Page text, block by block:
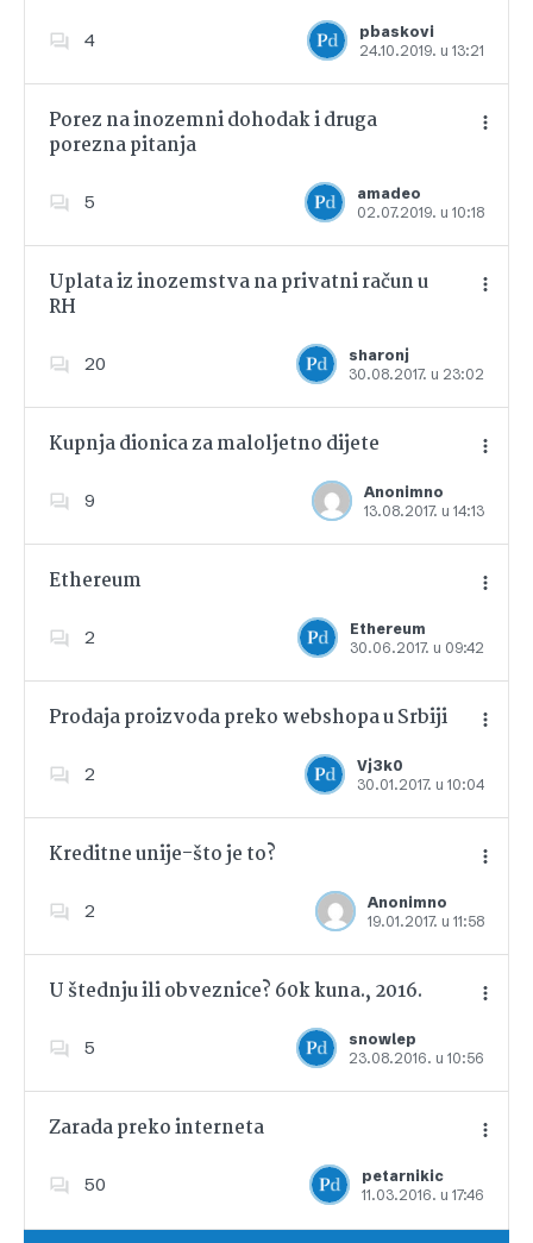
4
pbaskovi
24.10.2019. u 13:21
Dodajte u favorite
Porez na inozemni dohodak i druga
porezna pitanja
5
amadeo
02.07.2019. u 10:18
Dodajte u favorite
Uplata iz inozemstva na privatni račun u
RH
20
sharonj
30.08.2017. u 23:02
Dodajte u favorite
Kupnja dionica za maloljetno dijete
9
Anonimno
13.08.2017. u 14:13
Dodajte u favorite
Ethereum
2
Ethereum
30.06.2017. u 09:42
Dodajte u favorite
Prodaja proizvoda preko webshopa u Srbiji
2
Vj3k0
30.01.2017. u 10:04
Dodajte u favorite
Kreditne unije-što je to?
2
Anonimno
19.01.2017. u 11:58
Dodajte u favorite
U štednju ili obveznice? 60k kuna., 2016.
5
snowlep
23.08.2016. u 10:56
Dodajte u favorite
Zarada preko interneta
50
petarnikic
11.03.2016. u 17:46
Dodajte u favorite